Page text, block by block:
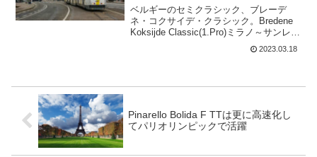
ベルギーのセミクラシック、ブレーデ
ネ・コクサイデ・クラシック。Bredene
Koksijde Classic(1.Pro)ミラノ～サンレモ
の前日ということもあり、有力ライダー
はイタリアに集結している。UCI
2023.03.18
Pinarello Bolida F TTは更に高速化し
てパリオリンピックで活躍